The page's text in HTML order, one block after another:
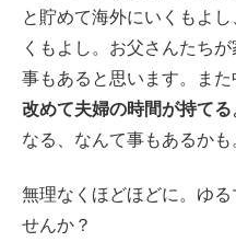
と貯めて海外にいくもよ
くもよし。お父さんたち
事もあると思います。ま
改めて夫婦の時間が持てる
なる、なんて事もあるかも
無理なくほどほどに。ゆ
せんか？